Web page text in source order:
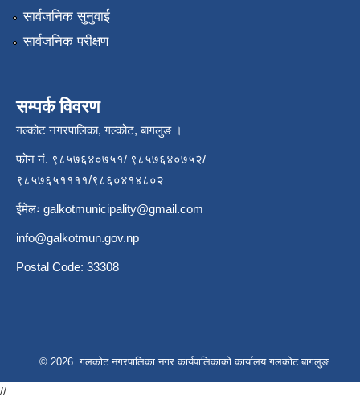
सार्वजनिक सुनुवाई
सार्वजनिक परीक्षण
सम्पर्क विवरण
गल्कोट नगरपालिका, गल्कोट, बागलुङ ।
फोन नं. ९८५७६४०७५१/ ९८५७६४०७५२/
९८५७६५११११/९८६०४१४८०२
ईमेलः galkotmunicipality@gmail.com
info@galkotmun.gov.np
Postal Code: 33308
© 2026 गलकोट नगरपालिका नगर कार्यपालिकाको कार्यालय गलकोट बागलुङ
//